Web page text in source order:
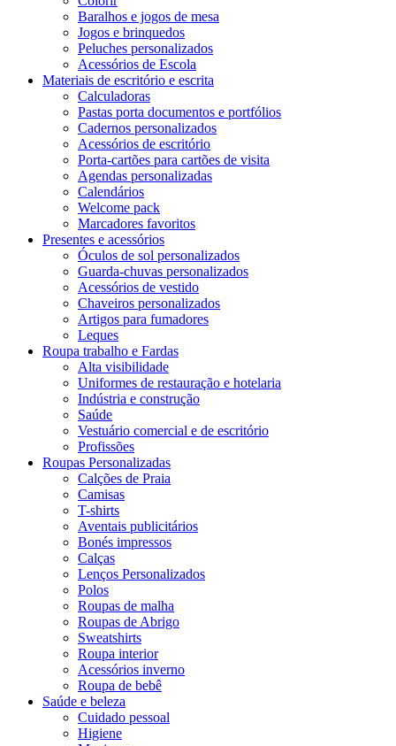
Baralhos e jogos de mesa
Jogos e brinquedos
Peluches personalizados
Acessórios de Escola
Materiais de escritório e escrita
Calculadoras
Pastas porta documentos e portfólios
Cadernos personalizados
Acessórios de escritório
Porta-cartões para cartões de visita
Agendas personalizadas
Calendários
Welcome pack
Marcadores favoritos
Presentes e acessórios
Óculos de sol personalizados
Guarda-chuvas personalizados
Acessórios de vestido
Chaveiros personalizados
Artigos para fumadores
Leques
Roupa trabalho e Fardas
Alta visibilidade
Uniformes de restauração e hotelaria
Indústria e construção
Saúde
Vestuário comercial e de escritório
Profissões
Roupas Personalizadas
Calções de Praia
Camisas
T-shirts
Aventais publicitários
Bonés impressos
Calças
Lenços Personalizados
Polos
Roupas de malha
Roupas de Abrigo
Sweatshirts
Roupa interior
Acessórios inverno
Roupa de bebê
Saúde e beleza
Cuidado pessoal
Higiene